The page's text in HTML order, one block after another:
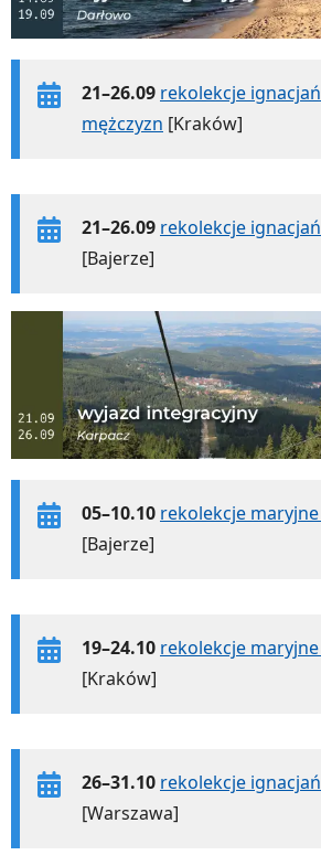
21–26.09 rekolekcje
mężczyzn [Kraków]
21–26.09 rekolekcje
[Bajerze]
05–10.10 rekolekcje
[Bajerze]
19–24.10 rekolekcje
[Kraków]
26–31.10 rekolekcje
[Warszawa]